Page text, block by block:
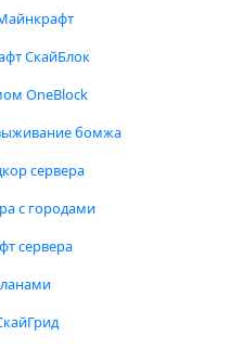
СкайБлок
OneBlock
бомжа
сервера
с городами
сервера